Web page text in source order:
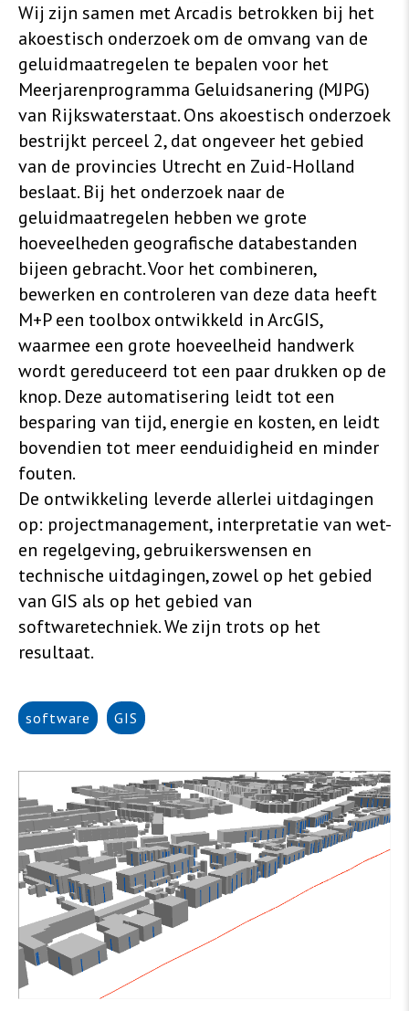
Wij zijn samen met Arcadis betrokken bij het
akoestisch onderzoek om de omvang van de
geluidmaatregelen te bepalen voor het
Meerjarenprogramma Geluidsanering (MJPG)
van Rijkswaterstaat. Ons akoestisch onderzoek
bestrijkt perceel 2, dat ongeveer het gebied
van de provincies Utrecht en Zuid-Holland
beslaat. Bij het onderzoek naar de
geluidmaatregelen hebben we grote
hoeveelheden geografische databestanden
bijeen gebracht. Voor het combineren,
bewerken en controleren van deze data heeft
M+P een toolbox ontwikkeld in ArcGIS,
waarmee een grote hoeveelheid handwerk
wordt gereduceerd tot een paar drukken op de
knop. Deze automatisering leidt tot een
besparing van tijd, energie en kosten, en leidt
bovendien tot meer eenduidigheid en minder
fouten.
De ontwikkeling leverde allerlei uitdagingen
op: projectmanagement, interpretatie van wet-
en regelgeving, gebruikerswensen en
technische uitdagingen, zowel op het gebied
van GIS als op het gebied van
softwaretechniek. We zijn trots op het
resultaat.
software GIS